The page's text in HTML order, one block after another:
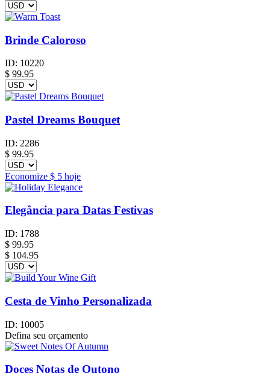
Brinde Caloroso
ID: 10220
$ 99.95
Pastel Dreams Bouquet
ID: 2286
$ 99.95
Economize $ 5 hoje
Elegância para Datas Festivas
ID: 1788
$ 99.95
$ 104.95
Cesta de Vinho Personalizada
ID: 10005
Defina seu orçamento
Doces Notas de Outono